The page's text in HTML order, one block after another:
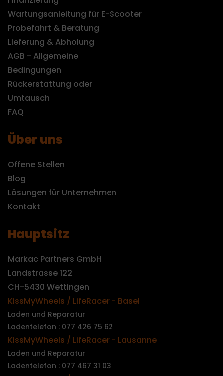
Wartungsanleitung für E-Scooter
Probefahrt & Beratung
Lieferung & Abholung
AGB - Allgemeine
Bedingungen
Rückerstattung oder
Umtausch
FAQ
Über uns
Offene Stellen
Blog
Lösungen für Unternehmen
Kontakt
Hauptsitz
Markac Partners GmbH
Landstrasse 122
CH-5430 Wettingen
KissMyWheels / LifeRacer - Basel
Laden und Reparatur
Ladentelefon : 077 426 75 62
KissMyWheels / LifeRacer - Lausanne
Laden und Reparatur
Ladentelefon : 077 467 31 03